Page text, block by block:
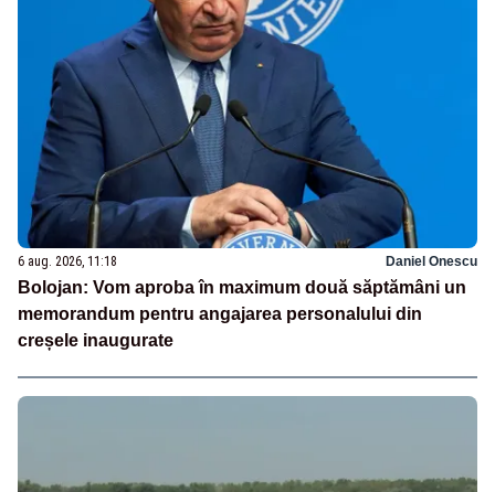
6 aug. 2026, 11:18 Daniel Onescu
Bolojan: Vom aproba în maximum două săptămâni un
memorandum pentru angajarea personalului din
creșele inaugurate